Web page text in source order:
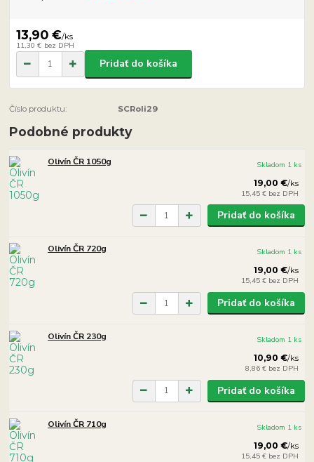
13,90 €/ks
11,30 € bez DPH
Pridať do košíka
Číslo produktu: SCRoli29
Podobné produkty
Olivín ČR 1050g
19,00 €/ks
15,45 € bez DPH
Skladom 1 ks
Pridať do košíka
Olivín ČR 720g
19,00 €/ks
15,45 € bez DPH
Skladom 1 ks
Pridať do košíka
Olivín ČR 230g
10,90 €/ks
8,86 € bez DPH
Skladom 1 ks
Pridať do košíka
Olivín ČR 710g
19,00 €/ks
15,45 € bez DPH
Skladom 1 ks